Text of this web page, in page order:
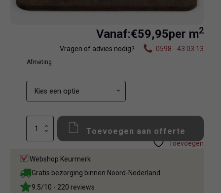
Vanaf:€59,95per m2
Vragen of advies nodig? 0598 - 43 03 13
Afmeting
Artisan
Aqua
Toevoegen aan offerte
Toevoegen
Webshop Keurmerk
Gratis bezorging binnen Noord-Nederland
9.5/10 - 220 reviews